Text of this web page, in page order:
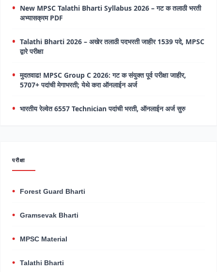
New MPSC Talathi Bharti Syllabus 2026 – गट क तलाठी भरती
अभ्यासक्रम PDF
Talathi Bharti 2026 – अखेर तलाठी पदभरती जाहीर 1539 पदे, MPSC
द्वारे परीक्षा
मुदतवाढ! MPSC Group C 2026: गट क संयुक्त पूर्व परीक्षा जाहीर,
5707+ पदांची मेगाभरती; येथे करा ऑनलाईन अर्ज
भारतीय रेल्वेत 6557 Technician पदांची भरती, ऑनलाईन अर्ज सुरु
परीक्षा
Forest Guard Bharti
Gramsevak Bharti
MPSC Material
Talathi Bharti